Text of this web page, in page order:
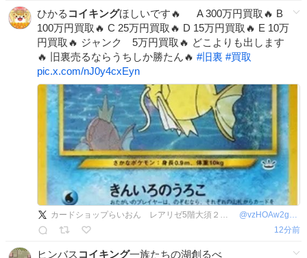
ひかる コイキングほしいです🔥 A 300万円買取🔥 B
100万円買取🔥 C 25万円買取🔥 D 15万円買取🔥 E 10万
円買取🔥 ジャンク 5万円買取🔥 どこよりも出します
🔥 旧裏売るならうちしか勝たん🔥 #旧裏 #買取
pic.x.com/nJ0y4cxEyn
カードショップらいおん レアリゼ5階大須２号店 旧裏最強買取店 @vzHOAw2gez45246
12分前
ヒンバス コイキング一族たちの湖創るべ